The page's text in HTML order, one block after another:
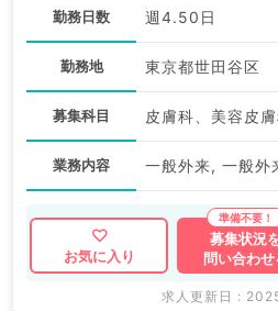
勤務日数 週4.50日
勤務地 東京都世田谷区
募集科目 皮膚科、美容皮
業務内容 一般外来, 一般外
お気に入り
募集状況
問い合わせ
求人更新日 :